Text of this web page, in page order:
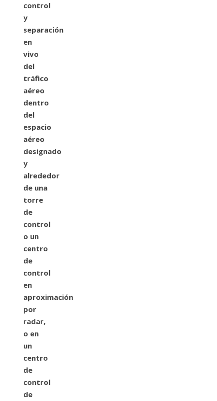
control
y
separación
en
vivo
del
tráfico
aéreo
dentro
del
espacio
aéreo
designado
y
alrededor
de una
torre
de
control
o un
centro
de
control
en
aproximación
por
radar,
o en
un
centro
de
control
de